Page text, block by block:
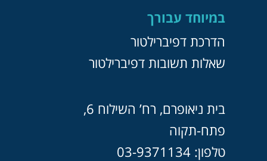
במיוחד עבורך
הדרכת דפיברילטור
שאלות תשובות דפיברילטור
בית ניאופרם, רח’ השילוח 6,
פתח-תקוה
טלפון: 03-9371134